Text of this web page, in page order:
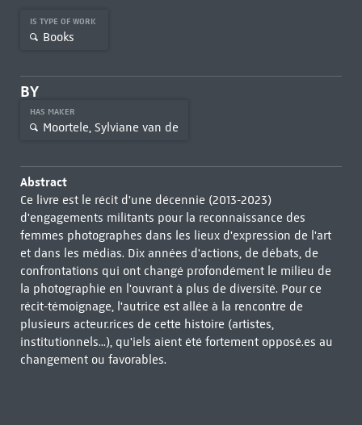
IS TYPE OF WORK
Books
BY
HAS MAKER
Moortele, Sylviane van de
Abstract
Ce livre est le récit d'une décennie (2013-2023)
d'engagements militants pour la reconnaissance des
femmes photographes dans les lieux d'expression de l'art
et dans les médias. Dix années d'actions, de débats, de
confrontations qui ont changé profondément le milieu de
la photographie en l'ouvrant à plus de diversité. Pour ce
récit-témoignage, l'autrice est allée à la rencontre de
plusieurs acteur.rices de cette histoire (artistes,
institutionnels...), qu'iels aient été fortement opposé.es au
changement ou favorables.